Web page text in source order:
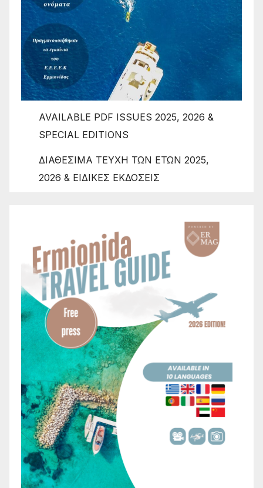
AVAILABLE PDF ISSUES 2025, 2026 &
SPECIAL EDITIONS
ΔΙΑΘΕΣΙΜΑ ΤΕΥΧΗ ΤΩΝ ΕΤΩΝ 2025,
2026 & ΕΙΔΙΚΕΣ ΕΚΔΟΣΕΙΣ